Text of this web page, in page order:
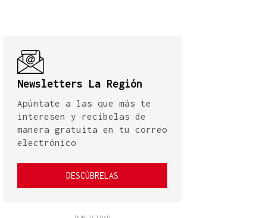
Newsletters La Región
Apúntate a las que más te
interesen y recíbelas de
manera gratuita en tu correo
electrónico
DESCÚBRELAS